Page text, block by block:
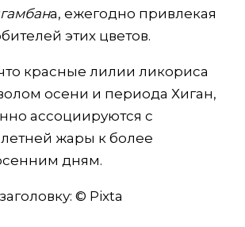
а, ежегодно привлекая
этих цветов.
красные лилии ликориса
осени и периода Хиган,
ассоциируются с
жары к более
дням.
© Pixta